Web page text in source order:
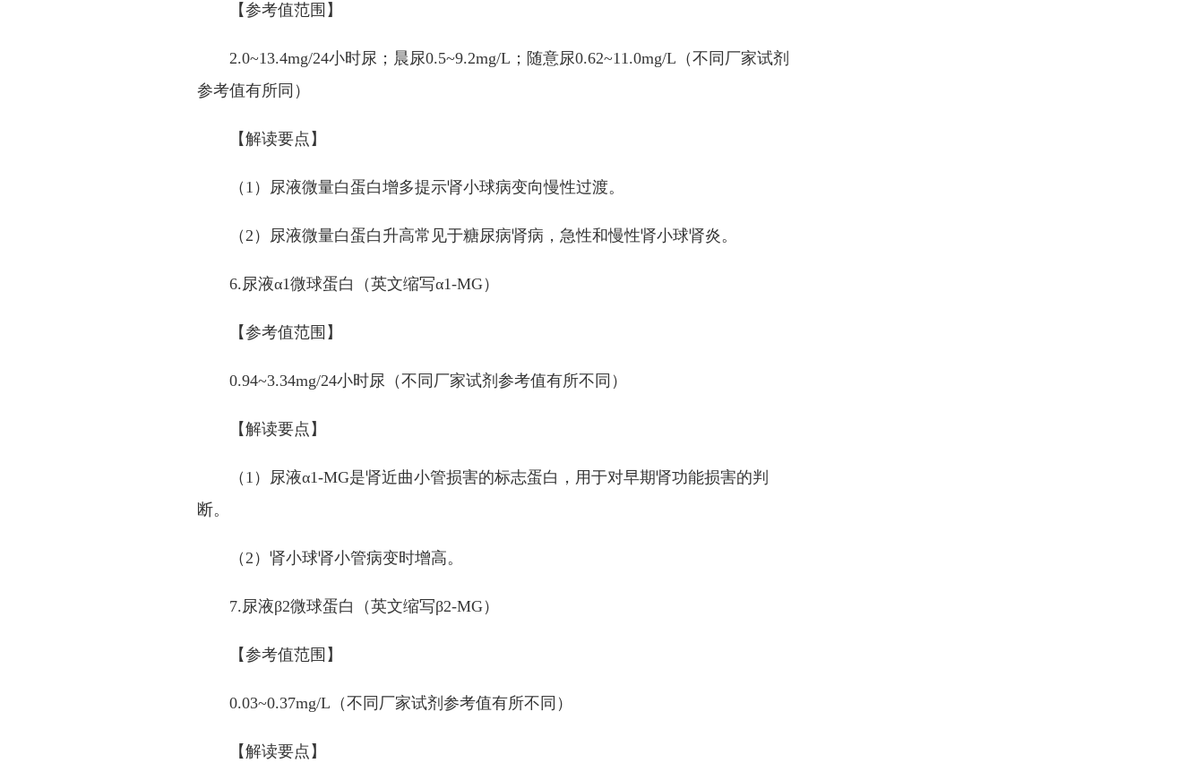
【参考值范围】
2.0~13.4mg/24小时尿；晨尿0.5~9.2mg/L ；随意尿0.62~11.0mg/L （不同厂家试剂
参考值有所同）
【解读要点】
（ 1 ）尿液微量白蛋白增多提示肾小球病变向慢性过渡。
（2 ）尿液微量白蛋白升高常见于糖尿病肾病，急性和慢性肾小球肾炎。
6.尿液α1微球蛋白（英文缩写α1-MG）
【参考值范围】
0.94~3.34mg/24小时尿（不同厂家试剂参考值有所不同）
【解读要点】
（ 1 ）尿液α1-MG是肾近曲小管损害的标志蛋白，用于对早期肾功能损害的判
断。
（2 ）肾小球肾小管病变时增高。
7.尿液β2微球蛋白（英文缩写β2-MG）
【参考值范围】
0.03~0.37mg/L （不同厂家试剂参考值有所不同）
【解读要点】